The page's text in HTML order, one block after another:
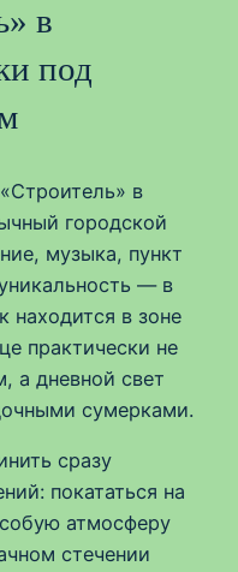
в
под
в
городской
музыка, пункт
— в
находится в зоне
практически не
а дневной свет
сумерками.
сразу
покататься на
атмосферу
стечении